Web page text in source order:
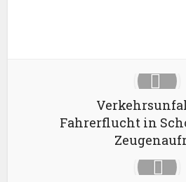
Fahrerflucht in